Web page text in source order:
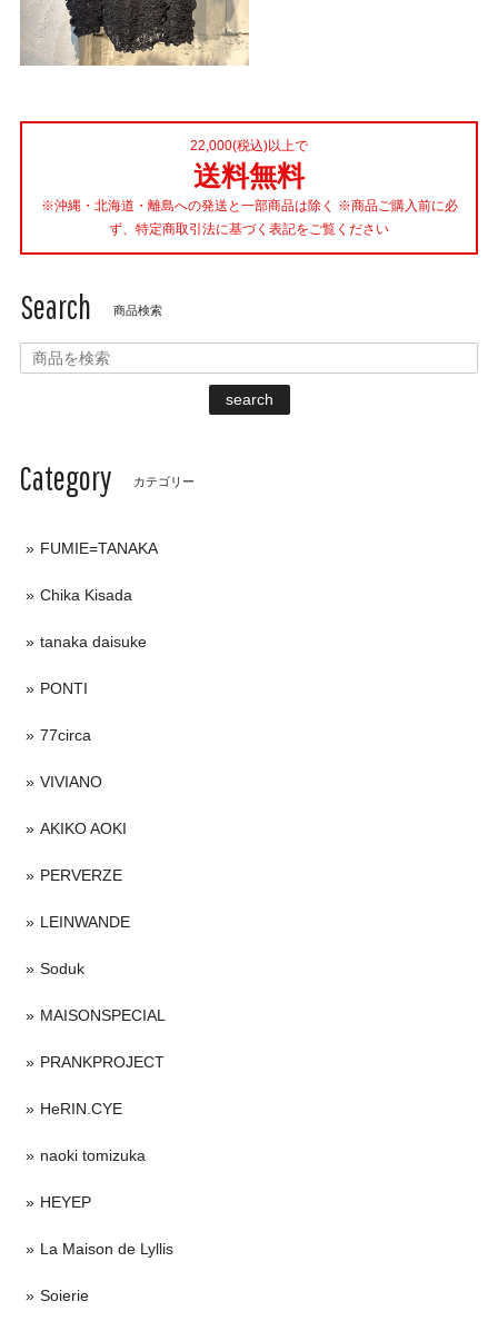
22,000(税込)以上で
送料無料
※沖縄・北海道・離島への発送と一部商品は除く ※商品ご購入前に必
ず、特定商取引法に基づく表記をご覧ください
Search 商品検索
search
Category カテゴリー
FUMIE=TANAKA
Chika Kisada
tanaka daisuke
PONTI
77circa
VIVIANO
AKIKO AOKI
PERVERZE
LEINWANDE
Soduk
MAISONSPECIAL
PRANKPROJECT
HeRIN.CYE
naoki tomizuka
HEYEP
La Maison de Lyllis
Soierie